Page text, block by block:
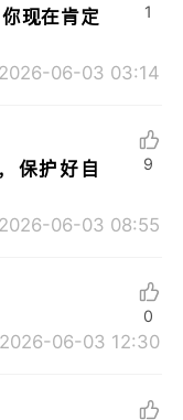
现在肯定
2026-06-03 03:14
1
保护好自
2026-06-03 08:55
9
2026-06-03 12:30
0